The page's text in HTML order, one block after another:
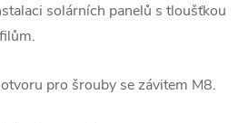
solárních panelů s tloušťkou
pro šrouby se závitem M8.